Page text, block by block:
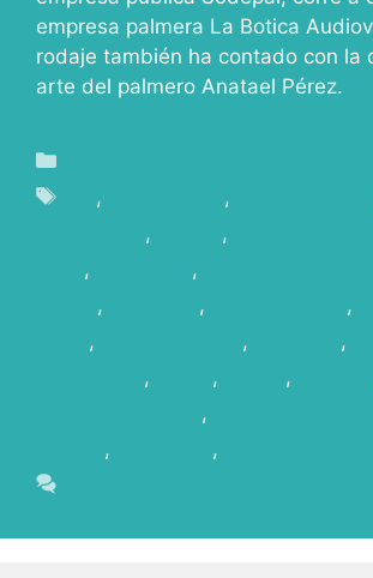
empresa palmera La Botica
rodaje también ha contado con la
arte del palmero Anatael Pérez.
, ,
, ,
, ,
, , ,
, , ,
, , ,
,
, ,